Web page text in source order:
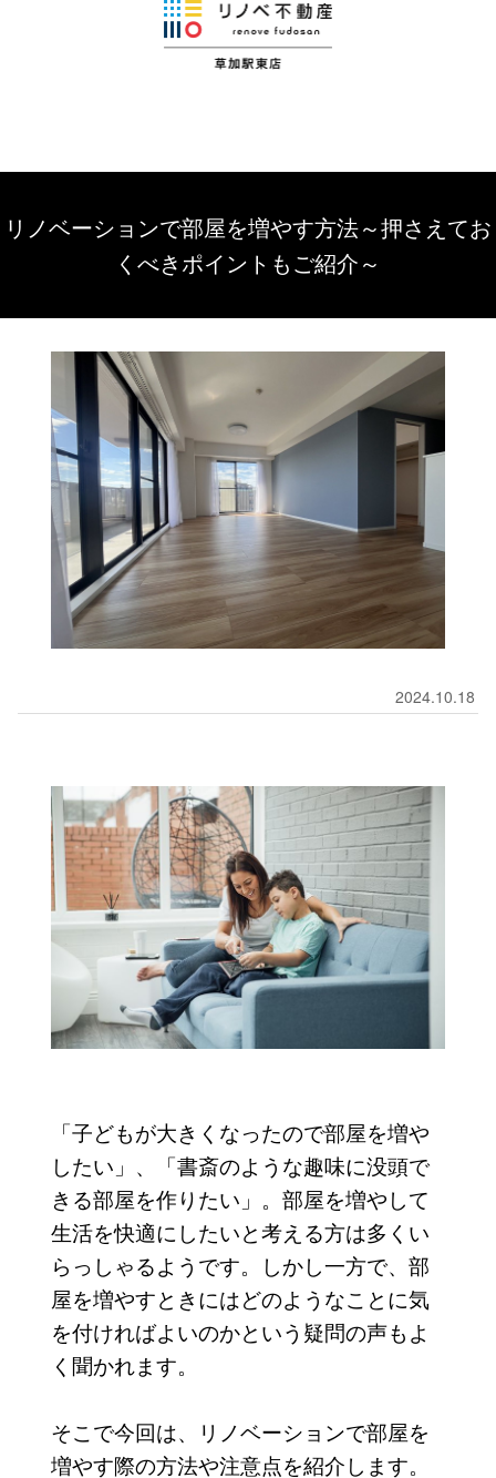
リノベーションで部屋を増やす方法～押さえてお
くべきポイントもご紹介～
2024.10.18
「子どもが大きくなったので部屋を増や
したい」、「書斎のような趣味に没頭で
きる部屋を作りたい」。部屋を増やして
生活を快適にしたいと考える方は多くい
らっしゃるようです。しかし一方で、部
屋を増やすときにはどのようなことに気
を付ければよいのかという疑問の声もよ
く聞かれます。
そこで今回は、リノベーションで部屋を
増やす際の方法や注意点を紹介します。